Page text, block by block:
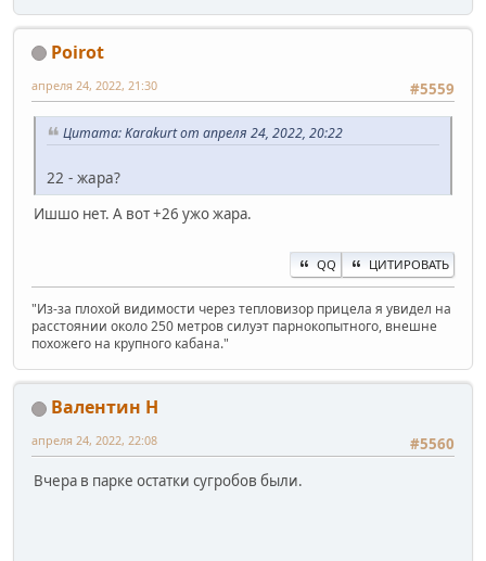
Poirot
#5559
апреля 24, 2022, 21:30
Цитата: Karakurt от апреля 24, 2022, 20:22
22 - жара?
Ишшо нет. А вот +26 ужо жара.
QQ ЦИТИРОВАТЬ
"Из-за плохой видимости через тепловизор прицела я увидел на
расстоянии около 250 метров силуэт парнокопытного, внешне
похожего на крупного кабана."
Валентин Н
#5560
апреля 24, 2022, 22:08
Вчера в парке остатки сугробов были.